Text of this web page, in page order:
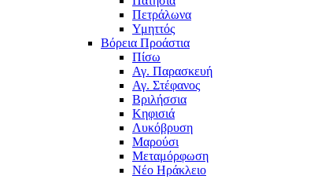
Πετράλωνα
Υμηττός
Βόρεια Προάστια
Πίσω
Αγ. Παρασκευή
Αγ. Στέφανος
Βριλήσσια
Κηφισιά
Λυκόβρυση
Μαρούσι
Μεταμόρφωση
Νέο Ηράκλειο